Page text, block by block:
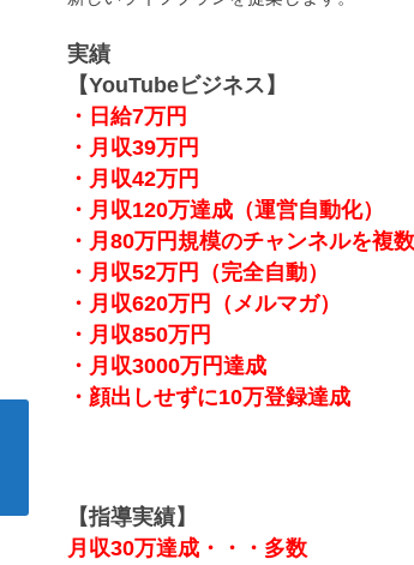
実績
【YouTubeビジネス】
・日給7万円
・月収39万円
・月収42万円
・月収120万達成 （運営自動化）
・月80万円規模のチャンネルを複
・月収52万円（完全自動）
・月収620万円（メルマガ）
・月収850万円
・月収3000万円達成
・顔出しせずに10万登録達成
【指導実績】
月収30万達成・・・多数